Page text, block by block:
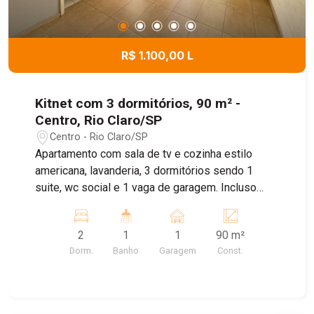
R$ 1.100,00 L
Kitnet com 3 dormitórios, 90 m² -
Centro, Rio Claro/SP
Centro - Rio Claro/SP
Apartamento com sala de tv e cozinha estilo
americana, lavanderia, 3 dormitórios sendo 1
suite, wc social e 1 vaga de garagem. Incluso
2
Dorm.
1
Banho
1
Garagem
90 m²
Const.